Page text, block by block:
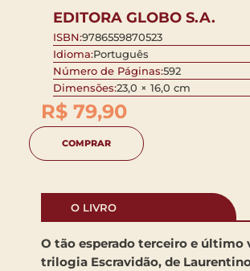
EDITORA GLOBO S.A.
ISBN:9786559870523
Idioma:Português
Número de Páginas:592
Dimensões:23,0 × 16,0 cm
R$ 79,90
COMPRAR
O LIVRO
O tão esperado terceiro e último
trilogia Escravidão, de